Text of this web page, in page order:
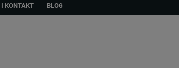
I KONTAKT BLOG